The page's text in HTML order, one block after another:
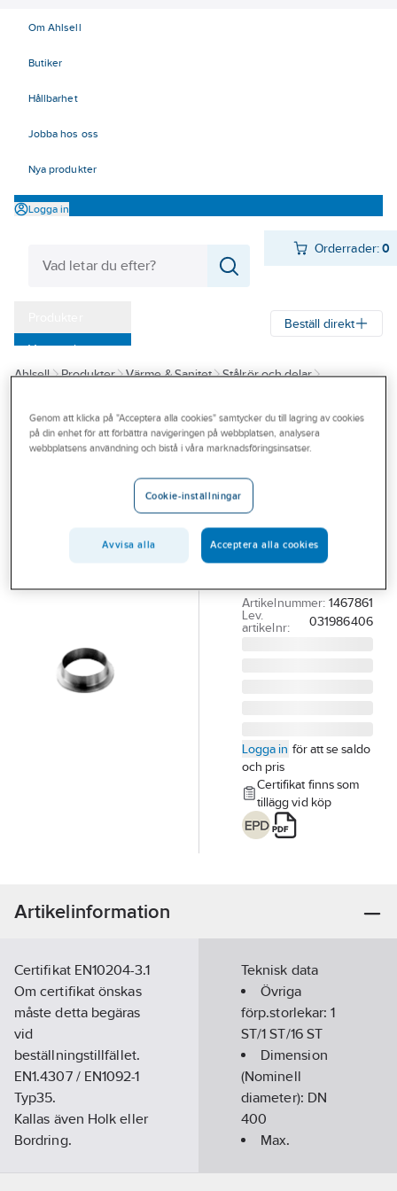
Om Ahlsell
Butiker
Hållbarhet
Jobba hos oss
Nya produkter
Logga in
Orderrader:0
Varumärken
Kampanjer
Outlet
Branscher
Beställ direkt
Ahlsell Produkter Värme & Sanitet
Stålrör och delar
Svetsring med
krage ISO
KRAGE PN10 1.4307,
EN1092-1 TYP35
CERT
Artikelnummer: 1467861
Lev.
artikelnr:
031986406
Logga in för att se saldo
och pris
Certifikat finns som
tillägg vid köp
Artikelinformation
Certifikat EN10204-3.1
Om certifikat önskas
måste detta begäras
vid
beställningstillfället.
EN1.4307 / EN1092-1
Typ35.
Kallas även Holk eller
Bordring.
Teknisk data
Övriga
förp.storlekar:1
ST/1 ST/16 ST
Dimension
(Nominell
diameter): DN
400
Max.
Genom att klicka på "Acceptera alla cookies" samtycker du till lagring av cookies
på din enhet för att förbättra navigeringen på webbplatsen, analysera
webbplatsens användning och bistå i våra marknadsföringsinsatser.
Cookie-inställningar
Avvisa alla Acceptera alla cookies